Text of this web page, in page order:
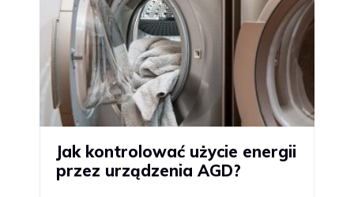
Jak kontrolować użycie energii
przez urządzenia AGD?